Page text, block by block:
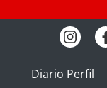
Diario Perfil